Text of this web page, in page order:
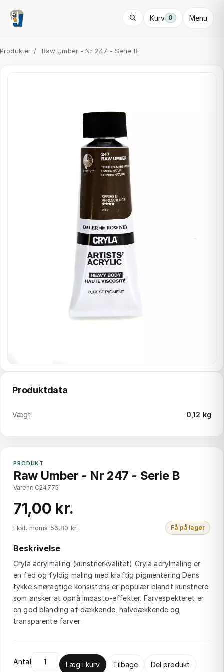
Kurv 0 Menu
Produkter / Raw Umber - Nr 247 - Serie B
Produktdata
Vægt 0,12 kg
PRODUKT
Raw Umber - Nr 247 - Serie B
Varenr: C24775
71,00 kr.
Eksl. moms 56,80 kr. Få på lager
Beskrivelse
Cryla acrylmaling (kunstnerkvalitet) Cryla acrylmaling er
en fed og fyldig maling med kraftig pigmentering Dens
tykke smøragtige konsistens er populær blandt kunstnere
som ønsker at opnå impasto-effekter. Farvespekteret er
en god blanding af dækkende, halvdækkende og
transparente farver
Antal Læg i kurv Tilbage Del produkt